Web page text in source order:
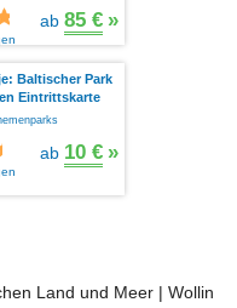
ab 85 € »
Baltischer Park
Eintrittskarte
ab 10 € »
Land und Meer | Wollin